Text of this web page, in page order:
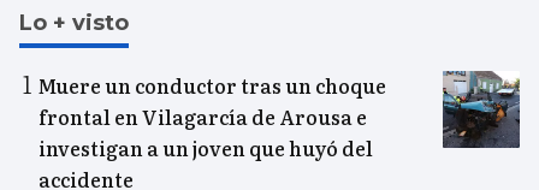
Lo + visto
Muere un conductor tras un choque
frontal en Vilagarcía de Arousa e
investigan a un joven que huyó del
accidente